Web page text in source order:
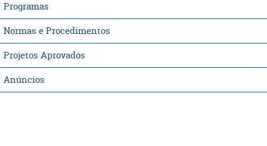
Programas
Normas e Procedimentos
Projetos Aprovados
Anúncios